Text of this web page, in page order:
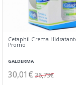
Cetaphil Crema
Promo
GALDERMA
30,01€ 36,73€